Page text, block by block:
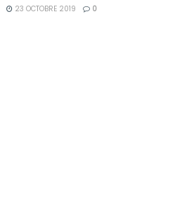
23 OCTOBRE 2019 0